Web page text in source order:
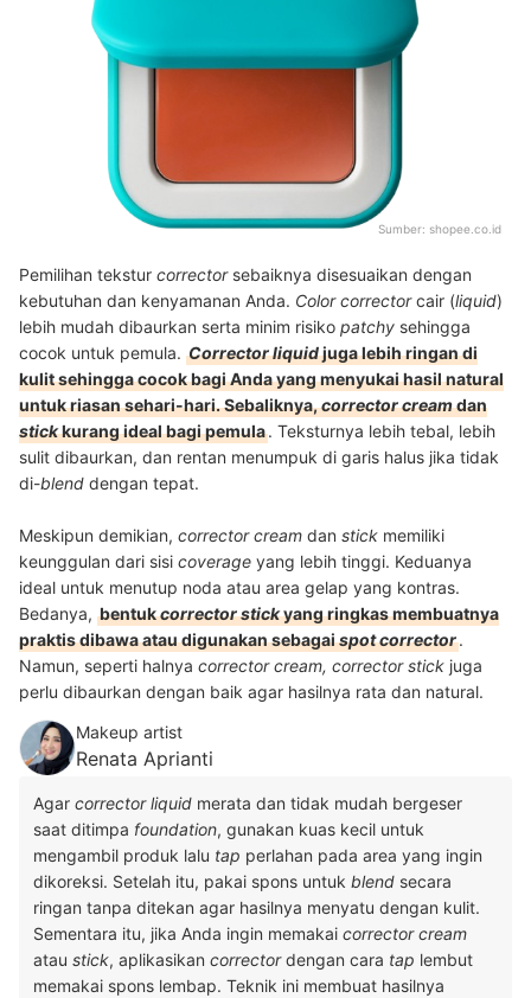
Sumber: shopee.co.id
Pemilihan tekstur correctorsebaiknya disesuaikan dengan
kebutuhan dan kenyamanan Anda. Color correctorcair (liquid)
lebih mudah dibaurkan serta minim risiko patchy sehingga
cocok untuk pemula. Corrector liquidjuga lebih ringan di
kulit sehingga cocok bagi Anda yang menyukai hasil natural
untuk riasan sehari-hari. Sebaliknya,corrector creamdan
stickkurang ideal bagi pemula. Teksturnya lebih tebal, lebih
sulit dibaurkan, dan rentan menumpuk di garis halus jika tidak
di-blend dengan tepat.
Meskipun demikian, corrector cream dan stick memiliki
keunggulan dari sisi coverage yang lebih tinggi. Keduanya
ideal untuk menutup noda atau area gelap yang kontras.
Bedanya, bentukcorrector stickyang ringkas membuatnya
praktis dibawa atau digunakan sebagaispot corrector.
Namun, seperti halnya corrector cream, corrector stick juga
perlu dibaurkan dengan baik agar hasilnya rata dan natural.
Makeup artist
Renata Aprianti
Agar corrector liquid merata dan tidak mudah bergeser
saat ditimpa foundation, gunakan kuas kecil untuk
mengambil produk lalu tap perlahan pada area yang ingin
dikoreksi. Setelah itu, pakai spons untuk blend secara
ringan tanpa ditekan agar hasilnya menyatu dengan kulit.
Sementara itu, jika Anda ingin memakai corrector cream
atau stick, aplikasikan correctordengan cara tap lembut
memakai spons lembap. Teknik ini membuat hasilnya